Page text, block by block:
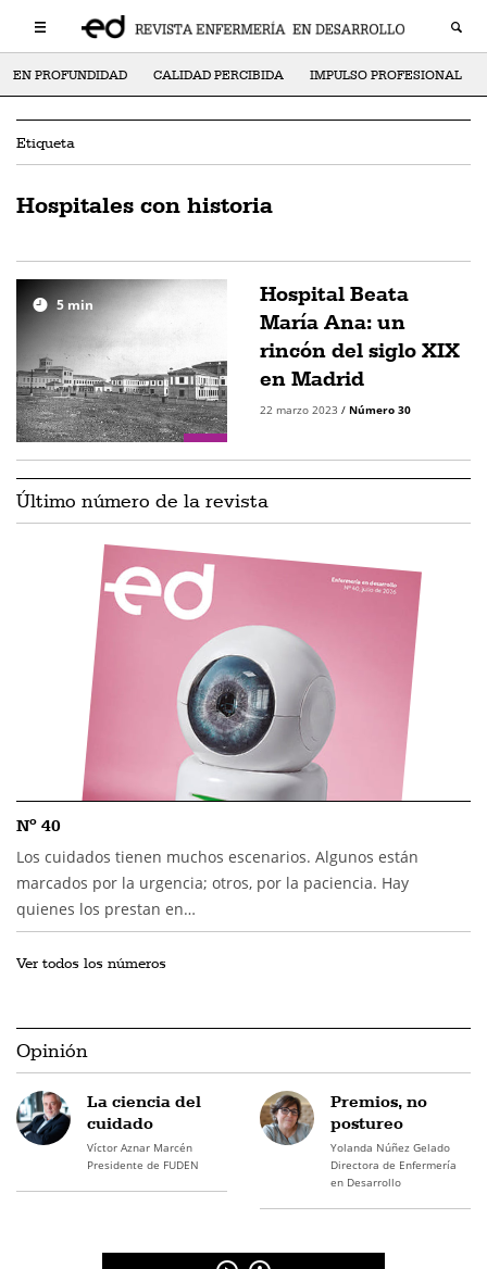
EN PROFUNDIDAD CALIDAD PERCIBIDA IMPULSO PROFESIONAL
Etiqueta
Hospitales con historia
5min
Hospital Beata
María Ana: un
rincón del siglo XIX
en Madrid
22 marzo 2023 / Número 30
Último número de la revista
Nº 40
Los cuidados tienen muchos escenarios. Algunos están
marcados por la urgencia; otros, por la paciencia. Hay
quienes los prestan en…
Ver todos los números
Opinión
La ciencia del
cuidado
Víctor Aznar Marcén
Presidente de FUDEN
Premios, no
postureo
Yolanda Núñez Gelado
Directora de Enfermería
en Desarrollo